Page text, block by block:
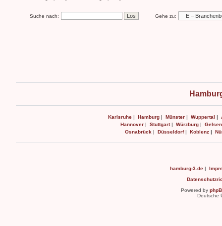
Suche nach: Gehe zu:
Karlsruhe | Hamburg | Münster | Wuppertal |
Hannover| Stuttgart| Würzburg|
Osnabrück | Düsseldorf| Koblenz|
hamburg-3.de |
Powered by
Deutsche